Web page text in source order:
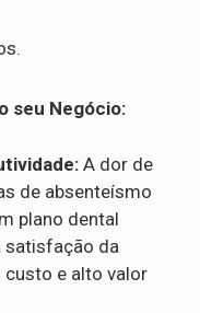
seu Negócio:
A dor de
de absenteísmo
plano dental
satisfação da
custo e alto valor